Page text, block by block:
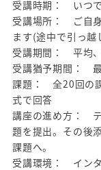
受講時期： いつ
受講場所： ご自
ます(途中で引っ越
受講期間： 平均
受講猶予期間：
課題： 全20回の
式で回答
講座の進め方：
題を提出。その後
課題へ。
受講環境： イン